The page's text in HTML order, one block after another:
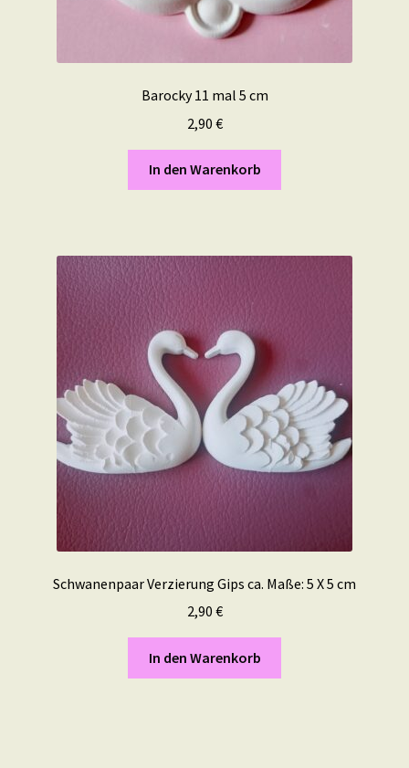
Barocky 11 mal 5 cm
2,90 €
In den Warenkorb
Schwanenpaar Verzierung Gips ca. Maße: 5 X 5 cm
2,90 €
In den Warenkorb